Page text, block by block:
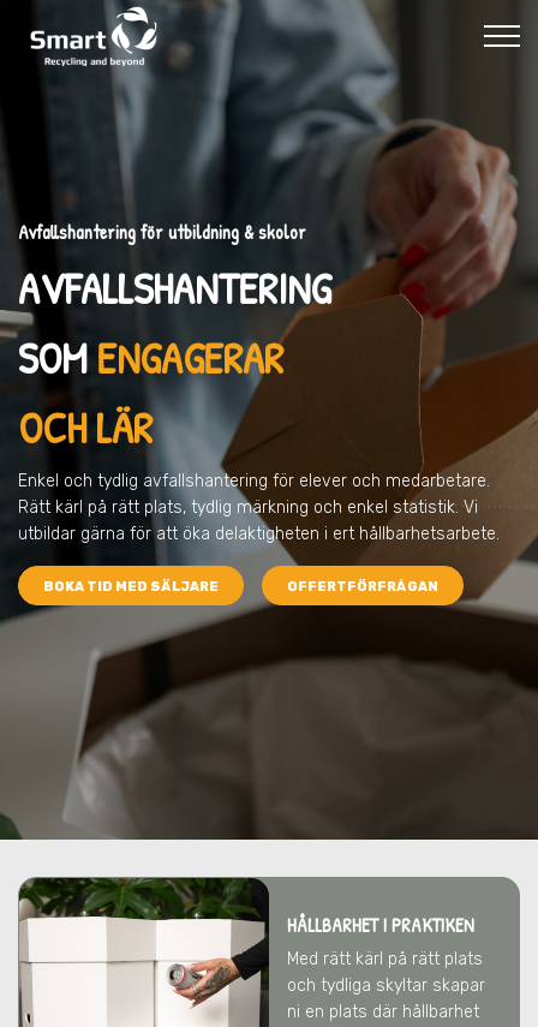
Avfallshantering för utbildning & skolor
AVFALLSHANTERING
SOMENGAGERAR
OCH LÄR
Enkel och tydlig avfallshantering för elever och medarbetare.
Rätt kärl på rätt plats, tydlig märkning och enkel statistik. Vi
utbildar gärna för att öka delaktigheten i ert hållbarhetsarbete.
BOKA TID MED SÄLJARE OFFERTFÖRFRÅGAN
HÅLLBARHET I PRAKTIKEN
Med rätt kärl på rätt plats
och tydliga skyltar skapar
ni en plats där hållbarhet